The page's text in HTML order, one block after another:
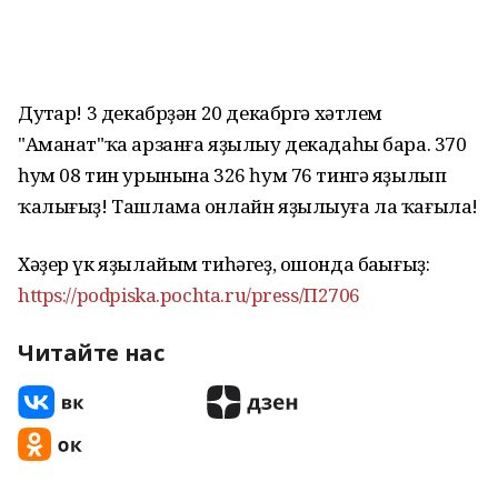
Дуҫтар! 3 декабрҙән 20 декабргә хәтлем
"Аманат"ҡа арзанға яҙылыу декадаһы бара. 370
һум 08 тин урынына 326 һум 76 тингә яҙылып
ҡалығыҙ! Ташлама онлайн яҙылыуға ла ҡағыла!
Хәҙер үк яҙылайым тиһәгеҙ, ошонда баҫығыҙ:
https://podpiska.pochta.ru/press/П2706
Читайте нас